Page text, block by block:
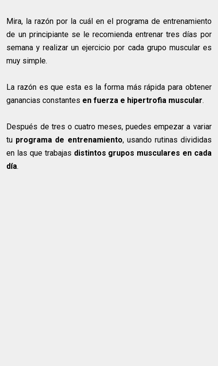
Mira, la razón por la cuál en el programa de entrenamiento
de un principiante se le recomienda entrenar tres días por
semana y realizar un ejercicio por cada grupo muscular es
muy simple.
La razón es que esta es la forma más rápida para obtener
ganancias constantes en fuerza e hipertrofia muscular.
Después de tres o cuatro meses, puedes empezar a variar
tu programa de entrenamiento, usando rutinas divididas
en las que trabajas distintos grupos musculares en cada
día.